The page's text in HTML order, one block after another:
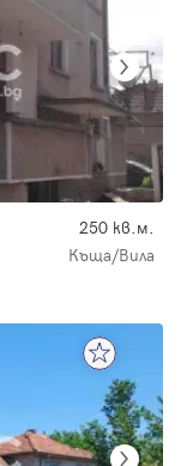
250 кв.м.
Къща/Вила